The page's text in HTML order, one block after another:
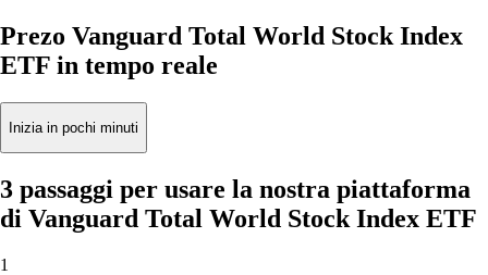
Prezo Vanguard Total World Stock Index
ETF in tempo reale
Inizia in pochi minuti
3 passaggi per usare la nostra piattaforma
di Vanguard Total World Stock Index ETF
1